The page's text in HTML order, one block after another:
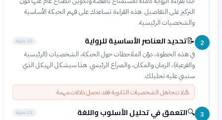
التركيز على التفاصيل. هذه القراءة تساعدك على فهم الحبكة الأساسية
والشخصيات الرئيسية.
2
📝تحديد العناصر الأساسية للرواية 20 دقيقة
في هذه الخطوة، دوّن الملاحظات حول الحبكة، الشخصيات (الرئيسية
والفرعية)، الزمان والمكان، والصراع الرئيسي. هذا سيشكل الهيكل الذي
ستبني عليه تحليلك.
⚠️لا تتجاهل الشخصيات الثانوية فقد تحمل دلالات مهمة.
3
🔍التعمق في تحليل الأسلوب واللغة 25 دقيقة